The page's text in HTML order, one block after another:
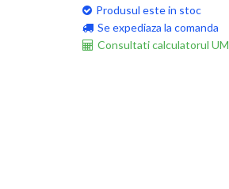
Produsul este in stoc
Se expediaza la comanda
Consultati calculatorul UM